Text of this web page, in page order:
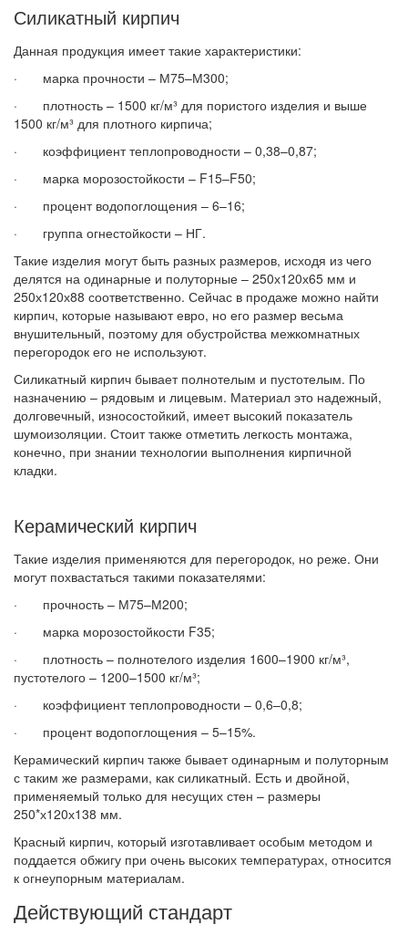
Силикатный кирпич
Данная продукция имеет такие характеристики:
· марка прочности – М75–М300;
· плотность – 1500 кг/м³ для пористого изделия и выше
1500 кг/м³ для плотного кирпича;
· коэффициент теплопроводности – 0,38–0,87;
· марка морозостойкости – F15–F50;
· процент водопоглощения – 6–16;
· группа огнестойкости – НГ.
Такие изделия могут быть разных размеров, исходя из чего
делятся на одинарные и полуторные – 250х120х65 мм и
250х120х88 соответственно. Сейчас в продаже можно найти
кирпич, которые называют евро, но его размер весьма
внушительный, поэтому для обустройства межкомнатных
перегородок его не используют.
Силикатный кирпич бывает полнотелым и пустотелым. По
назначению – рядовым и лицевым. Материал это надежный,
долговечный, износостойкий, имеет высокий показатель
шумоизоляции. Стоит также отметить легкость монтажа,
конечно, при знании технологии выполнения кирпичной
кладки.
Керамический кирпич
Такие изделия применяются для перегородок, но реже. Они
могут похвастаться такими показателями:
· прочность – М75–М200;
· марка морозостойкости F35;
· плотность – полнотелого изделия 1600–1900 кг/м³,
пустотелого – 1200–1500 кг/м³;
· коэффициент теплопроводности – 0,6–0,8;
· процент водопоглощения – 5–15%.
Керамический кирпич также бывает одинарным и полуторным
с таким же размерами, как силикатный. Есть и двойной,
применяемый только для несущих стен – размеры
250*х120х138 мм.
Красный кирпич, который изготавливает особым методом и
поддается обжигу при очень высоких температурах, относится
к огнеупорным материалам.
Действующий стандарт